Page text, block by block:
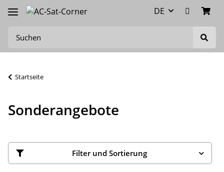
DE
Startseite
Sonderangebote
Filter und Sortierung